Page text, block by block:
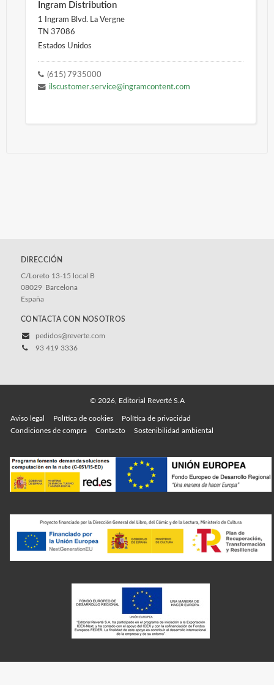
Ingram Distribution
1 Ingram Blvd. La Vergne
TN 37086
Estados Unidos
(615) 7935000
ilscustomer.service@ingramcontent.com
DIRECCIÓN
C/Loreto 13-15 local B
08029 Barcelona
España
CONTACTA CON NOSOTROS
pedidos@reverte.com
93 419 3336
© 2026, Editorial Reverté S.A
Aviso legal Política de cookies
Política de privacidad
Condiciones de compra
Contacto Sostenibilidad ambiental